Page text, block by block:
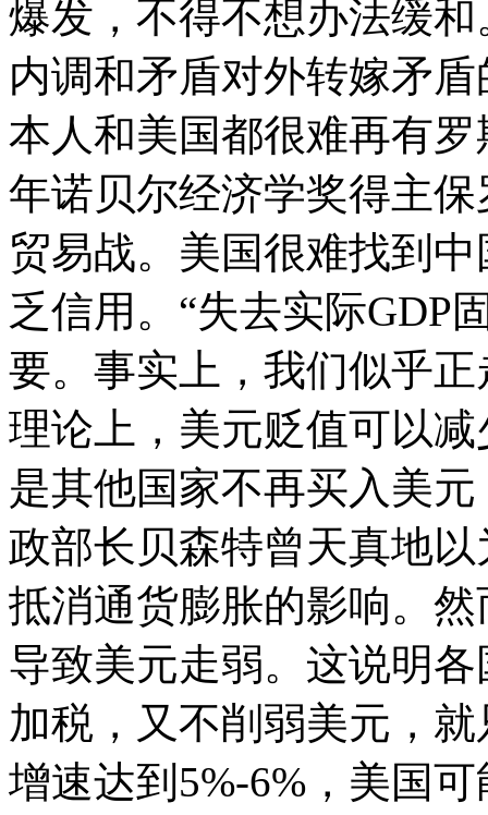
爆发，不得不想办法缓
内调和矛盾对外转嫁矛
本人和美国都很难再有
年诺贝尔经济学奖得主
贸易战。美国很难找到
乏信用。“失去实际GDP
要。事实上，我们似乎
理论上，美元贬值可以
是其他国家不再买入美
政部长贝森特曾天真地
抵消通货膨胀的影响。
导致美元走弱。这说明
加税，又不削弱美元，
增速达到5%-6%，美国